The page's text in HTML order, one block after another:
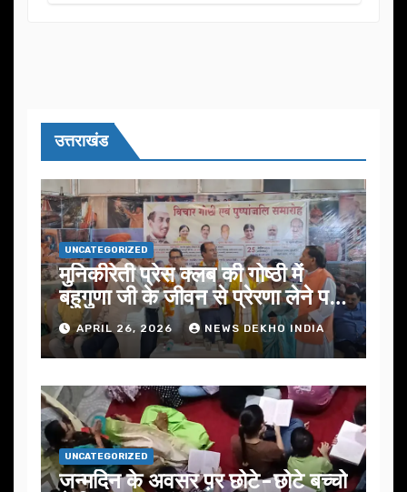
उत्तराखंड
UNCATEGORIZED
मुनिकीरेती प्रेस क्लब की गोष्ठी में
बहुगुणा जी के जीवन से प्रेरणा लेने पर
जोरAPRIL 26, 2026 NEWS DEKHO INDIA
UNCATEGORIZED
जन्मदिन के अवसर प़र छोटे-छोटे बच्चो